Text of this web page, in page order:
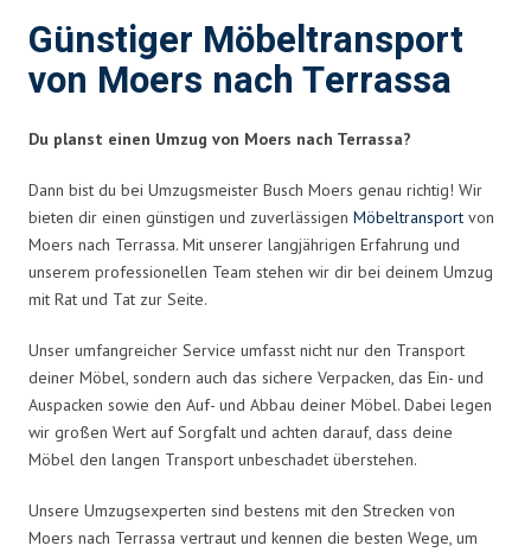
Günstiger Möbeltransport
von Moers nach Terrassa
Du planst einen Umzug von Moers nach Terrassa?
Dann bist du bei Umzugsmeister Busch Moers genau richtig! Wir
bieten dir einen günstigen und zuverlässigen Möbeltransport von
Moers nach Terrassa. Mit unserer langjährigen Erfahrung und
unserem professionellen Team stehen wir dir bei deinem Umzug
mit Rat und Tat zur Seite.
Unser umfangreicher Service umfasst nicht nur den Transport
deiner Möbel, sondern auch das sichere Verpacken, das Ein- und
Auspacken sowie den Auf- und Abbau deiner Möbel. Dabei legen
wir großen Wert auf Sorgfalt und achten darauf, dass deine
Möbel den langen Transport unbeschadet überstehen.
Unsere Umzugsexperten sind bestens mit den Strecken von
Moers nach Terrassa vertraut und kennen die besten Wege, um